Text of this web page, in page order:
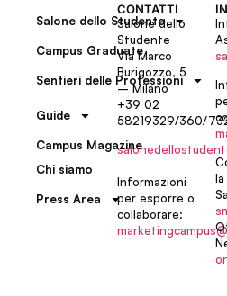
Salone dello Studente
Campus Graduate
Sentieri delle Professioni
Guide
Campus Magazine
Chi siamo
Press Area
CONTATTI
Salone dello
Studente
Via Marco
Burigozzo, 5
– Milano
+39 02
58219329/360/
Informazioni
per esporre o
collaborare: